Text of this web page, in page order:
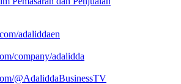
adaliddaen
company/adalidda
@AdaliddaBusinessTV